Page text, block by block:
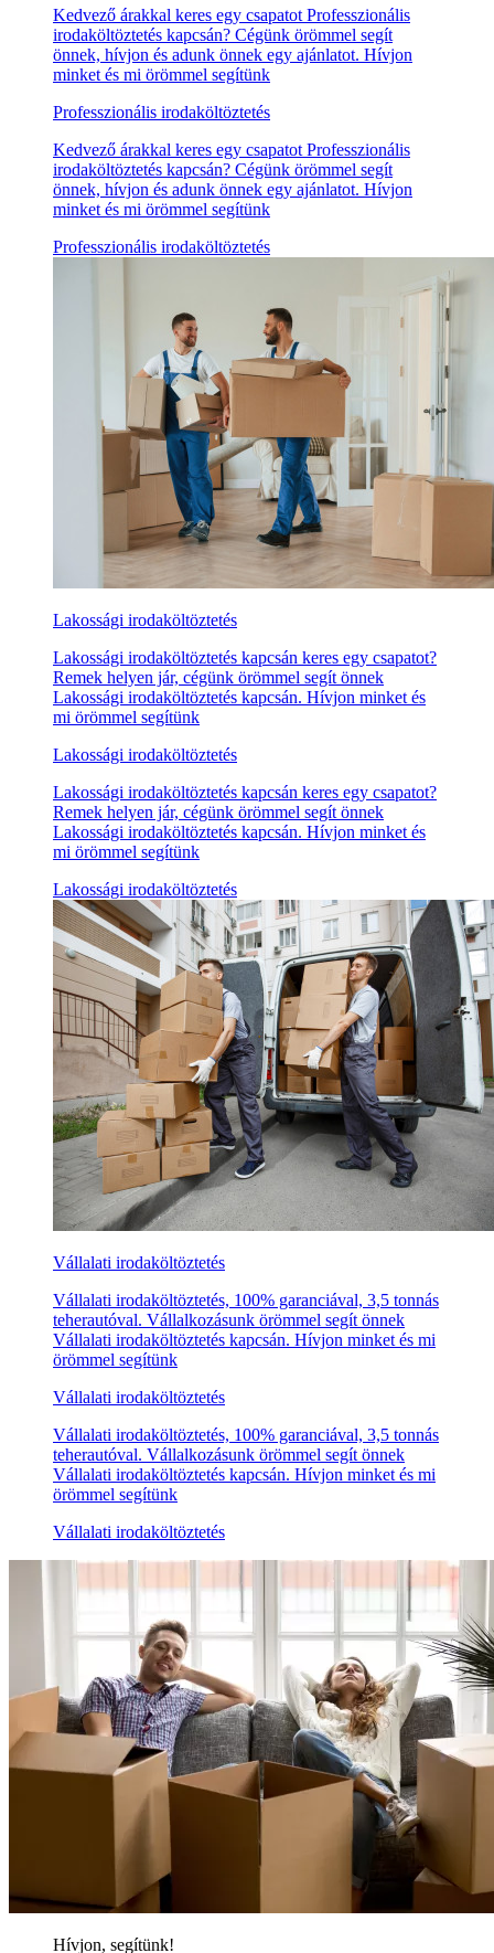
Kedvező árakkal keres egy csapatot Professzionális
irodaköltöztetés kapcsán? Cégünk örömmel segít
önnek, hívjon és adunk önnek egy ajánlatot. Hívjon
minket és mi örömmel segítünk
Professzionális irodaköltöztetés
Kedvező árakkal keres egy csapatot Professzionális
irodaköltöztetés kapcsán? Cégünk örömmel segít
önnek, hívjon és adunk önnek egy ajánlatot. Hívjon
minket és mi örömmel segítünk
Professzionális irodaköltöztetés
Lakossági irodaköltöztetés
Lakossági irodaköltöztetés kapcsán keres egy csapatot?
Remek helyen jár, cégünk örömmel segít önnek
Lakossági irodaköltöztetés kapcsán. Hívjon minket és
mi örömmel segítünk
Lakossági irodaköltöztetés
Lakossági irodaköltöztetés kapcsán keres egy csapatot?
Remek helyen jár, cégünk örömmel segít önnek
Lakossági irodaköltöztetés kapcsán. Hívjon minket és
mi örömmel segítünk
Lakossági irodaköltöztetés
Vállalati irodaköltöztetés
Vállalati irodaköltöztetés, 100% garanciával, 3,5 tonnás
teherautóval. Vállalkozásunk örömmel segít önnek
Vállalati irodaköltöztetés kapcsán. Hívjon minket és mi
örömmel segítünk
Vállalati irodaköltöztetés
Vállalati irodaköltöztetés, 100% garanciával, 3,5 tonnás
teherautóval. Vállalkozásunk örömmel segít önnek
Vállalati irodaköltöztetés kapcsán. Hívjon minket és mi
örömmel segítünk
Vállalati irodaköltöztetés
Hívjon, segítünk!